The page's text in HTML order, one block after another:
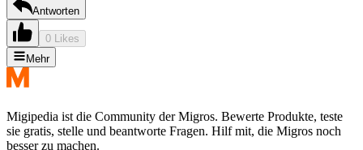
Antworten
0 Likes
Mehr
Migipedia ist die Community der Migros. Bewerte Produkte, teste
sie gratis, stelle und beantworte Fragen. Hilf mit, die Migros noch
besser zu machen.